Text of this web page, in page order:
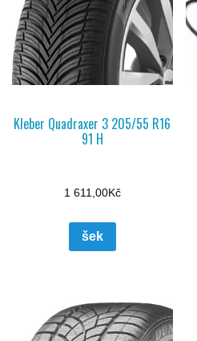
Kleber Quadraxer 3 205/55 R16
91 H
1 611,00Kč
šek